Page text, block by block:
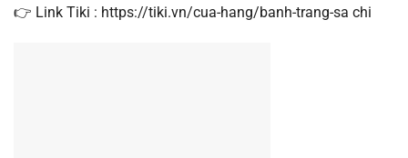
👉 Link Tiki : https://tiki.vn/cua-hang/banh-trang-sa chi